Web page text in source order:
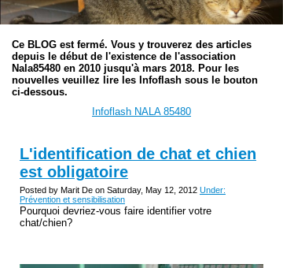
Ce BLOG est fermé. Vous y trouverez des articles
depuis le début de l'existence de l'association
Nala85480 en 2010 jusqu'à mars 2018. Pour les
nouvelles veuillez lire les Infoflash sous le bouton
ci-dessous.
Infoflash NALA 85480
L'identification de chat et chien
est obligatoire
Posted by Marit De on Saturday, May 12, 2012 Under:
Prévention et sensibilisation
Pourquoi devriez-vous faire identifier votre
chat/chien?